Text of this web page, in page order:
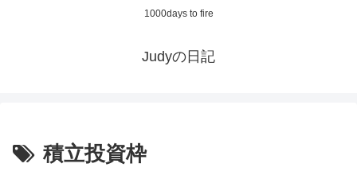
1000days to fire
Judyの日記
積立投資枠